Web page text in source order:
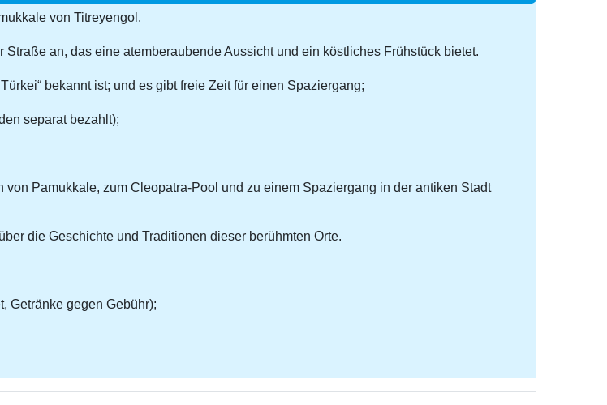
von Titreyengol.
an, das eine atemberaubende Aussicht und ein köstliches Frühstück bietet.
bekannt ist; und es gibt freie Zeit für einen Spaziergang;
separat bezahlt);
Pamukkale, zum Cleopatra-Pool und zu einem Spaziergang in der antiken Stadt
die Geschichte und Traditionen dieser berühmten Orte.
Getränke gegen Gebühr);